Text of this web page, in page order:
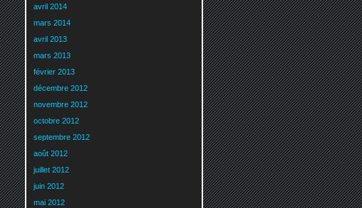
avril 2014
mars 2014
avril 2013
mars 2013
février 2013
décembre 2012
novembre 2012
octobre 2012
septembre 2012
août 2012
juillet 2012
juin 2012
mai 2012